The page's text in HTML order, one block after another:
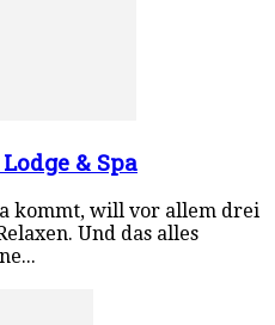
& Spa
kommt, will vor allem drei
Und das alles